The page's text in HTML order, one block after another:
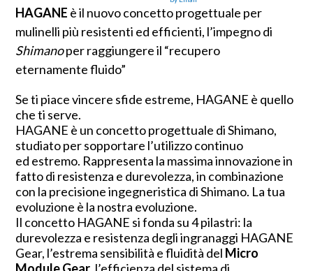
HAGANE è il nuovo concetto progettuale per
mulinelli più resistenti ed efficienti, l’impegno di
Shimanoper raggiungere il “recupero
eternamente fluido”
Se ti piace vincere sfide estreme, HAGANE è quello
che ti serve.
HAGANE è un concetto progettuale di Shimano,
studiato per sopportare l’utilizzo continuo
ed estremo. Rappresenta la massima innovazione in
fatto di resistenza e durevolezza, in combinazione
con la precisione ingegneristica di Shimano. La tua
evoluzione è la nostra evoluzione.
Il concetto HAGANE si fonda su 4 pilastri: la
durevolezza e resistenza degli ingranaggi HAGANE
Gear, l’estrema sensibilità e fluidità del Micro